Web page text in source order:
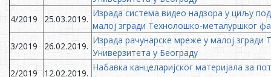
4/2019
25.03.2019.
Израда система видео надзора у циљу
малој згради Технолошко-металуршког
3/2019
26.02.2019.
Израда рачунарске мреже у малој
Универзитета у Београду
2/2019
12.02.2019.
Набавка канцеларијског материјала за